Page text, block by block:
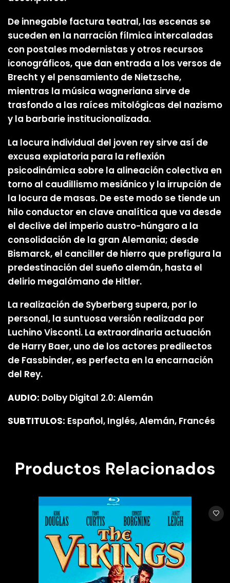
De innegable factura teatral, las escenas se
suceden en la narración fílmica intercaladas
con postales modernistas y otros recursos
iconográficos, que dan entrada a los versos de
Brecht y el pensamiento de Nietzsche,
mientras la música wagneriana sirve de
trasfondo a las raíces mitológicas del nazismo
y la barbarie institucionalizada.
La locura individual del joven rey sirve así de
excusa expiatoria para la reflexión
psicodinámica sobre la alineación colectiva en
torno al caudillismo mesiánico y la irrupción de
la locura de masas. De este modo se tiende un
hilo conductor en clave analítica que va desde
el declive del imperio austro-húngaro a la
consolidación de la gran Alemania; desde
Bismarck, el canciller de hierro que prefigura la
predestinación del sueño alemán, hasta el
delirio megalómano de Hitler.
La realización de Syberberg supera, por lo
personal, la suntuosa versión realizada por
Luchino Visconti. La extraordinaria actuación
de Harry Baer, uno de los actores predilectos
de Fassbinder, es perfecta en la encarnación
del Rey.
AUDIO: Dolby Digital 2.0: Alemán
SUBTITULOS: Español, Inglés, Alemán, Francés
Productos Relacionados